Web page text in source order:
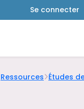
Se connecter
Ressources Études